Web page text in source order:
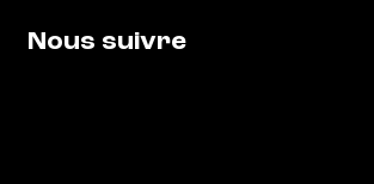
Nous suivre